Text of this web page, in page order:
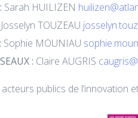
Sarah HUILIZEN
Josselyn TOUZEAU
Sophie MOUNIAU
: Claire AUGRIS
publics de l’innovation